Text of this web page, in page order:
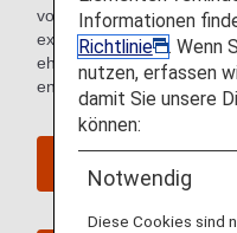
vom Moment der Ankunft
exklusiven und
ehe wir Sie dann nach der
entlassen.
Informationen
Richtlinie
. Wenn
nutzen, erfassen
damit Sie unsere
können:
Notwendig
Diese Cookies sind